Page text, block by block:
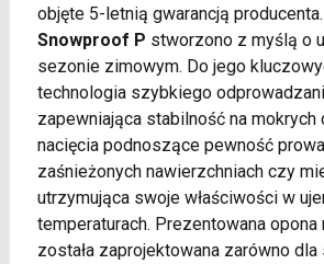
objęte 5-letnią gwarancją
Snowproof P stworzono z myślą o
sezonie zimowym. Do jego
technologia szybkiego
zapewniająca stabilność na mokrych
nacięcia podnoszące pewność
zaśnieżonych nawierzchniach czy
utrzymująca swoje właściwości w
temperaturach. Prezentowana opona
została zaprojektowana zarówno